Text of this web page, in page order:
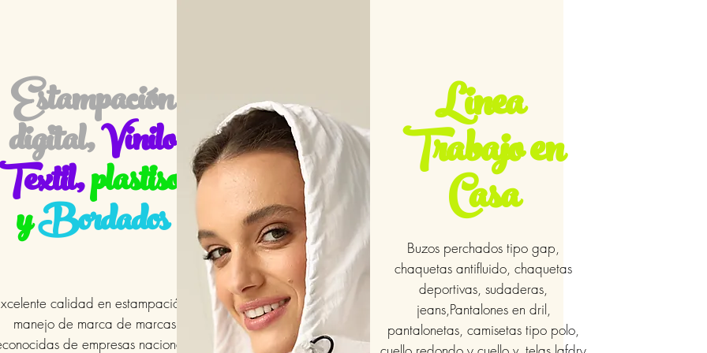
Estampación
digital,Vinilo
plastisol
yBordados
calidad en estampación y
manejo de marca de marcas
de empresas nacionales
Linea
Trabajo en
Casa
Buzos perchados tipo gap,
chaquetas antifluido, chaquetas
deportivas, sudaderas,
jeans,Pantalones en dril,
pantalonetas, camisetas tipo polo,